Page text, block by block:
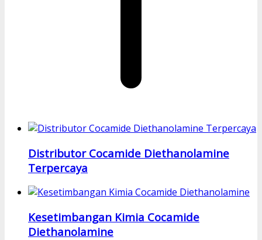
Distributor Cocamide Diethanolamine
Terpercaya
Kesetimbangan Kimia Cocamide
Diethanolamine